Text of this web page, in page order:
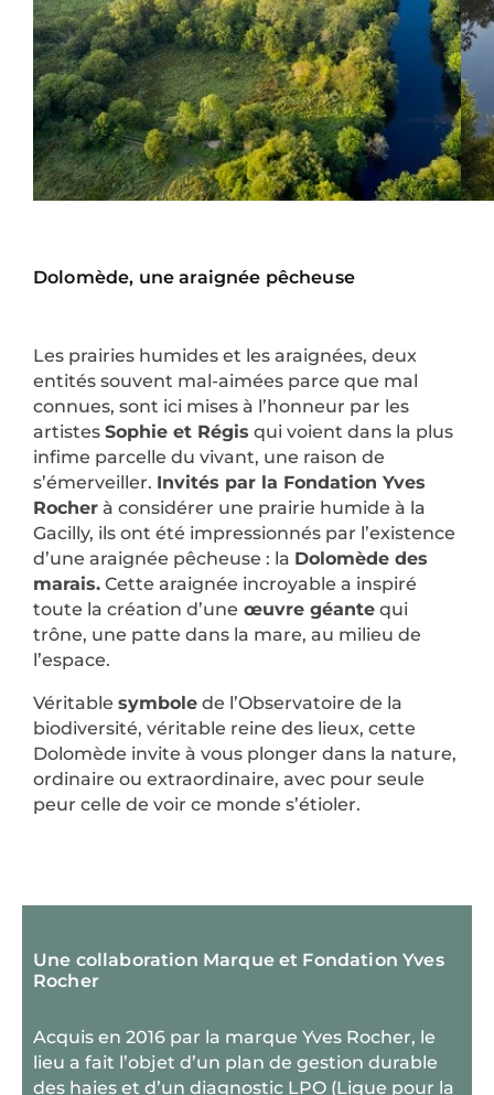
Dolomède, une araignée pêcheuse
Les prairies humides et les araignées, deux
entités souvent mal-aimées parce que mal
connues, sont ici mises à l’honneur par les
artistes Sophie et Régis qui voient dans la plus
infime parcelle du vivant, une raison de
s’émerveiller. Invités par la Fondation Yves
Rocher à considérer une prairie humide à la
Gacilly, ils ont été impressionnés par l’existence
d’une araignée pêcheuse : la Dolomède des
marais. Cette araignée incroyable a inspiré
toute la création d’une œuvre géante qui
trône, une patte dans la mare, au milieu de
l’espace.
Véritable symbole de l’Observatoire de la
biodiversité, véritable reine des lieux, cette
Dolomède invite à vous plonger dans la nature,
ordinaire ou extraordinaire, avec pour seule
peur celle de voir ce monde s’étioler.
Une collaboration Marque et Fondation Yves
Rocher
Acquis en 2016 par la marque Yves Rocher, le
lieu a fait l’objet d’un plan de gestion durable
des haies et d’un diagnostic LPO (Ligue pour la